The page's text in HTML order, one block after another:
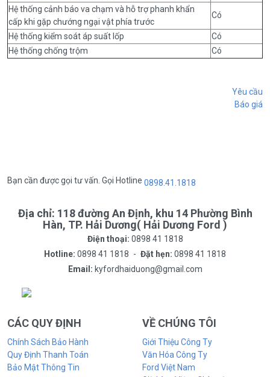
Hệ thống cảnh báo va chạm và hỗ trợ phanh khẩn
cấp khi gặp chướng ngại vật phía trước
Có
Hệ thống kiểm soát áp suất lốp
Có
Hệ thống chống trộm
Có
Yêu cầu
Báo giá
Bạn cần được gọi tư vấn. Gọi Hotline 0898.41.1818
CÁC QUY ĐỊNH
Chính Sách Bảo Hành
Quy Định Thanh Toán
Bảo Mật Thông Tin
VỀ CHÚNG TÔI
Giới Thiệu Công Ty
Văn Hóa Công Ty
Ford Việt Nam
Địa chỉ: 118 đường An Định, khu 14 Phường Bình
Hàn, TP. Hải Dương( Hải Dương Ford )
Điện thoại: 0898 41 1818
Hotline: 0898 41 1818 - Đặt hẹn: 0898 41 1818
Email: kyfordhaiduong@gmail.com